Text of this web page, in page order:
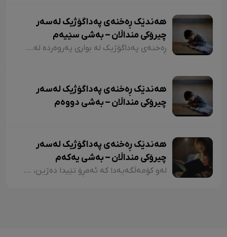
هەندێک ڕەخنەی پەداگۆژیک لەسەر
چیرۆکی منداڵان – بەشی سێیەم
ڕەخنەی پەداگۆژیک لە بواری پەروەردە لەسەر چیرۆکی منداڵان؛ هەندێکجار لە چیرۆکی منداڵاندا تووشی ئەو جۆرە وشەیە دەبین کە کاریگەرییان لەسەر مێشکی منداڵان دەبێت و ڕێگەیان پێ دەدات بیرۆکەیەکی خراپ لە مێشکیاندا دروست بکەن. بۆ نموونە دەتوانین لێرەدا سەرنجەکانمان لەسەر چیرۆکی "تیتی و پیرێ، کال و سێڤێ و نیسکۆ" بخەینەڕوو. لە بەشێکی چیرۆکی "تیتی و پیرێ"دا وەها دەڵێت:
هەندێک ڕەخنەی پەداگۆژیک لەسەر
چیرۆکی منداڵان – بەشی دووەم
هەندێک ڕەخنەی پەداگۆژیک لەسەر
چیرۆکی منداڵان – بەشی یەکەم
لەو کۆمەڵگەیەدا کە ئەمڕۆ تێیدا دەژین، هەرچەندە دەبینین ئەدەبی کوردی لە گەشەکردندایە، بەتایبەتی ئەدەبی منداڵان، بەڵام زۆربەی چیرۆکەکانی منداڵان لایەنی لاوازی زۆریان هەیە کە کاریگەرییان لەسەر دەروونی منداڵان هەیە و دەبنە کێشە.